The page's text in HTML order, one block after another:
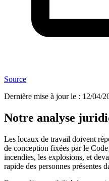
Source
Dernière mise à jour le : 12/04/
Notre analyse
Les locaux de travail doivent
de conception fixées par le
incendies, les explosions, et
rapide des personnes présentes